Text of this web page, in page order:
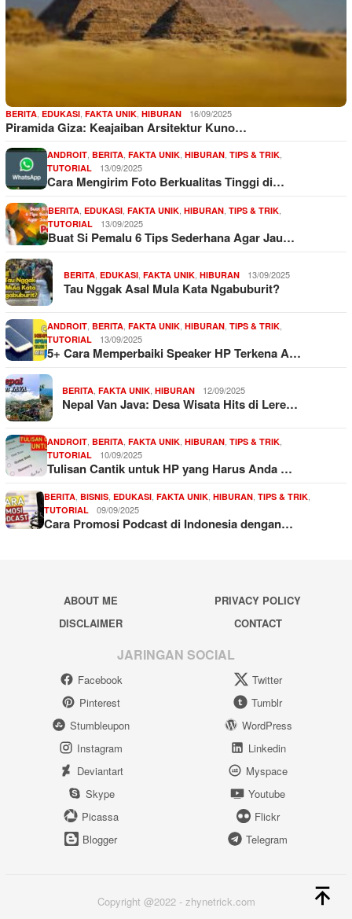
BERITA EDUKASI FAKTA UNIK HIBURAN 16/09/2025
Piramida Giza: Keajaiban Arsitektur Kuno…
ANDROIT BERITA FAKTA UNIK HIBURAN TIPS & TRIK
TUTORIAL 13/09/2025
Cara Mengirim Foto Berkualitas Tinggi di…
BERITA EDUKASI FAKTA UNIK HIBURAN TIPS & TRIK
TUTORIAL 13/09/2025
Buat Si Pemalu 6 Tips Sederhana Agar Jau…
BERITA EDUKASI FAKTA UNIK HIBURAN 13/09/2025
Tau Nggak Asal Mula Kata Ngabuburit?
ANDROIT BERITA FAKTA UNIK HIBURAN TIPS & TRIK
TUTORIAL 13/09/2025
5+ Cara Memperbaiki Speaker HP Terkena A…
BERITA FAKTA UNIK HIBURAN 12/09/2025
Nepal Van Java: Desa Wisata Hits di Lere…
ANDROIT BERITA FAKTA UNIK HIBURAN TIPS & TRIK
TUTORIAL 10/09/2025
Tulisan Cantik untuk HP yang Harus Anda …
BERITA BISNIS EDUKASI FAKTA UNIK HIBURAN TIPS & TRIK
TUTORIAL 09/09/2025
Cara Promosi Podcast di Indonesia dengan…
ABOUT ME
PRIVACY POLICY
DISCLAIMER
CONTACT
JARINGAN SOCIAL
Facebook
Twitter
Pinterest
Tumblr
Stumbleupon
WordPress
Instagram
Linkedin
Deviantart
Myspace
Skype
Youtube
Picassa
Flickr
Blogger
Telegram
Copyright @2022 - zhynetrick.com